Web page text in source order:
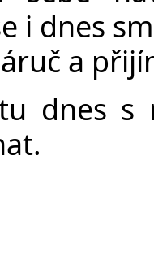
i dnes
a
dnes